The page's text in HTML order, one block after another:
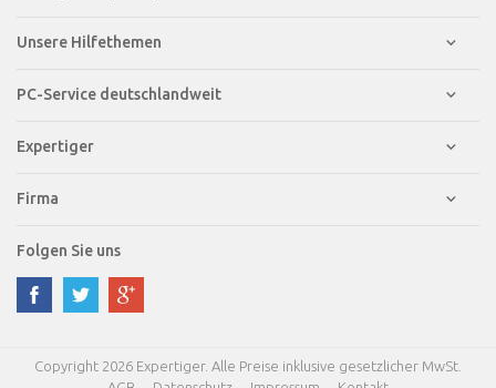
Unsere Hilfethemen
PC-Service deutschlandweit
Expertiger
Firma
Folgen Sie uns
Copyright 2026 Expertiger. Alle Preise inklusive gesetzlicher MwSt.